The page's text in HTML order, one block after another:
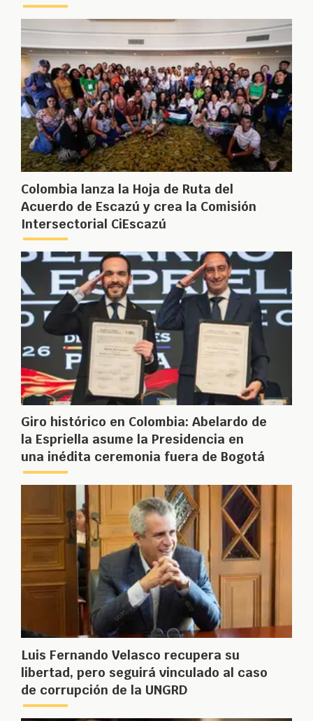
Colombia lanza la Hoja de Ruta del
Acuerdo de Escazú y crea la Comisión
Intersectorial CiEscazú
Giro histórico en Colombia: Abelardo de
la Espriella asume la Presidencia en
una inédita ceremonia fuera de Bogotá
Luis Fernando Velasco recupera su
libertad, pero seguirá vinculado al caso
de corrupción de la UNGRD